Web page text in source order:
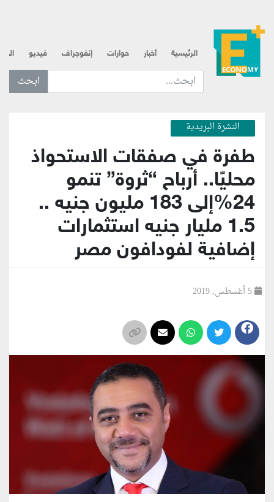
الرئيسية أخبار حوارات إنفوجراف فيديو
ابحث عن... :
النشرة البريدية
طفرة في صفقات الاستحواذ
محليًا.. أرباح “ثروة” تنمو
24%إلى 183 مليون جنيه ..
1.5 مليار جنيه استثمارات
إضافية لفودافون مصر